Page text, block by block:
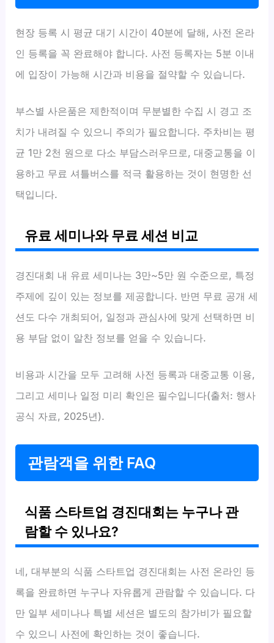
현장 등록 시 평균 대기 시간이 40분에 달해, 사전 온라
인 등록을 꼭 완료해야 합니다. 사전 등록자는 5분 이내
에 입장이 가능해 시간과 비용을 절약할 수 있습니다.
부스별 사은품은 제한적이며 무분별한 수집 시 경고 조
치가 내려질 수 있으니 주의가 필요합니다. 주차비는 평
균 1만 2천 원으로 다소 부담스러우므로, 대중교통을 이
용하고 무료 셔틀버스를 적극 활용하는 것이 현명한 선
택입니다.
유료 세미나와 무료 세션 비교
경진대회 내 유료 세미나는 3만~5만 원 수준으로, 특정
주제에 깊이 있는 정보를 제공합니다. 반면 무료 공개 세
션도 다수 개최되어, 일정과 관심사에 맞게 선택하면 비
용 부담 없이 알찬 정보를 얻을 수 있습니다.
비용과 시간을 모두 고려해 사전 등록과 대중교통 이용,
그리고 세미나 일정 미리 확인은 필수입니다(출처: 행사
공식 자료, 2025년).
관람객을 위한 FAQ
식품 스타트업 경진대회는 누구나 관
람할 수 있나요?
네, 대부분의 식품 스타트업 경진대회는 사전 온라인 등
록을 완료하면 누구나 자유롭게 관람할 수 있습니다. 다
만 일부 세미나나 특별 세션은 별도의 참가비가 필요할
수 있으니 사전에 확인하는 것이 좋습니다.